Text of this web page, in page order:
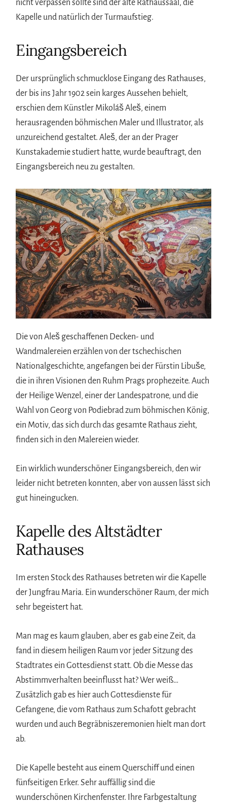
nicht verpassen sollte sind der alte Rathaussaal, die
Kapelle und natürlich der Turmaufstieg.
Eingangsbereich
Der ursprünglich schmucklose Eingang des Rathauses,
der bis ins Jahr 1902 sein karges Aussehen behielt,
erschien dem Künstler Mikoláš Aleš, einem
herausragenden böhmischen Maler und Illustrator, als
unzureichend gestaltet. Aleš, der an der Prager
Kunstakademie studiert hatte, wurde beauftragt, den
Eingangsbereich neu zu gestalten.
Die von Aleš geschaffenen Decken- und
Wandmalereien erzählen von der tschechischen
Nationalgeschichte, angefangen bei der Fürstin Libuše,
die in ihren Visionen den Ruhm Prags prophezeite. Auch
der Heilige Wenzel, einer der Landespatrone, und die
Wahl von Georg von Podiebrad zum böhmischen König,
ein Motiv, das sich durch das gesamte Rathaus zieht,
finden sich in den Malereien wieder.
Ein wirklich wunderschöner Eingangsbereich, den wir
leider nicht betreten konnten, aber von aussen lässt sich
gut hineingucken.
Kapelle des Altstädter
Rathauses
Im ersten Stock des Rathauses betreten wir die Kapelle
der Jungfrau Maria. Ein wunderschöner Raum, der mich
sehr begeistert hat.
Man mag es kaum glauben, aber es gab eine Zeit, da
fand in diesem heiligen Raum vor jeder Sitzung des
Stadtrates ein Gottesdienst statt. Ob die Messe das
Abstimmverhalten beeinflusst hat? Wer weiß…
Zusätzlich gab es hier auch Gottesdienste für
Gefangene, die vom Rathaus zum Schafott gebracht
wurden und auch Begräbniszeremonien hielt man dort
ab.
Die Kapelle besteht aus einem Querschiff und einen
fünfseitigen Erker. Sehr auffällig sind die
wunderschönen Kirchenfenster. Ihre Farbgestaltung